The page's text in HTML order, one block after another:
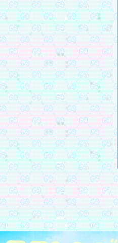
＿